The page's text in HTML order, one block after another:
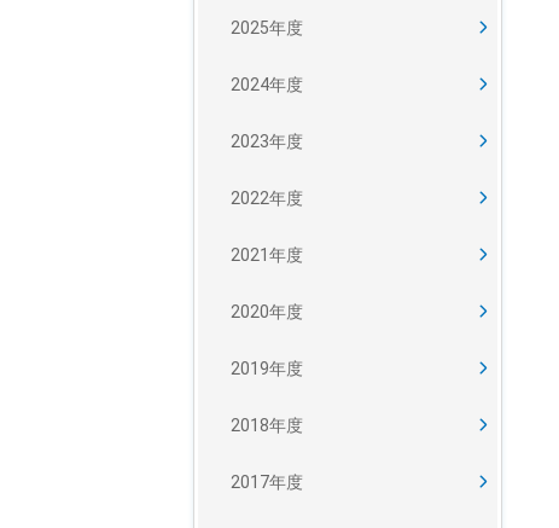
2025年度
2024年度
2023年度
2022年度
2021年度
2020年度
2019年度
2018年度
2017年度